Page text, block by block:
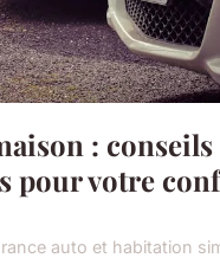
: conseils
pour votre
auto et habitation